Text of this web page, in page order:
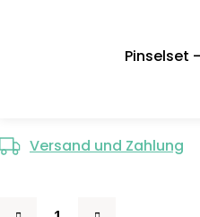
Pinselset
Versand und Zahlung